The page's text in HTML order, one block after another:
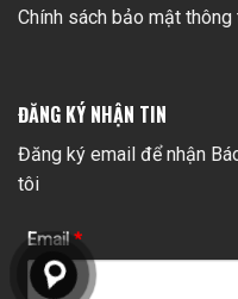
Chính sách bảo mật thông
ĐĂNG KÝ NHẬN TIN
Đăng ký email để nhận
tôi
Email*